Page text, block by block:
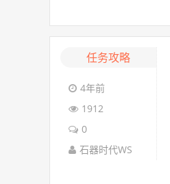
任务攻略
4年前
1912
0
石器时代WS